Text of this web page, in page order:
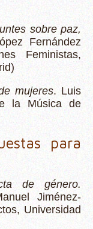
sobre paz,
Fernández
Feministas,
mujeres. Luis
la Música de
para
de género.
Jiménez-
Universidad